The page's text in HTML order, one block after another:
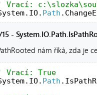
Path
15 -
nám říká, zda je
Path